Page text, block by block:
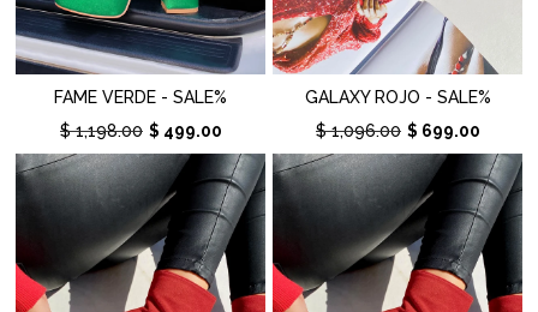
FAME VERDE - SALE%
$ 1,198.00 $ 499.00
GALAXY ROJO - SALE%
$ 1,096.00 $ 699.00